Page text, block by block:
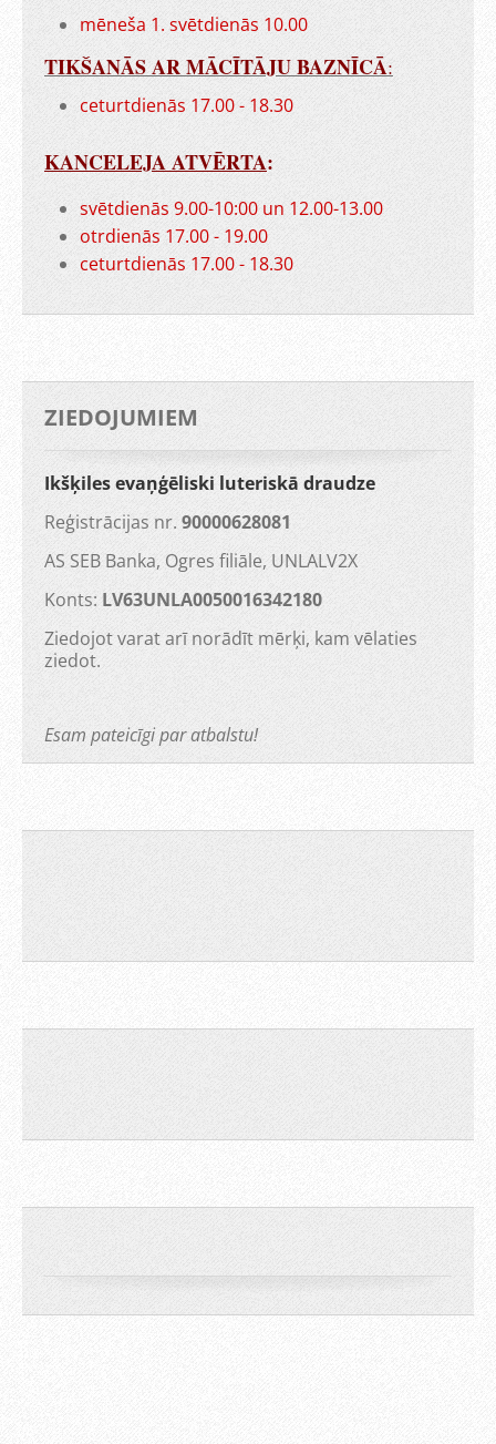
mēneša 1. svētdienās 10.00
TIKŠANĀS AR MĀCĪTĀJU BAZNĪCĀ:
ceturtdienās 17.00 - 18.30
KANCELEJA ATVĒRTA:
svētdienās 9.00-10:00 un 12.00-13.00
otrdienās 17.00 - 19.00
ceturtdienās 17.00 - 18.30
ZIEDOJUMIEM
Ikšķiles evaņģēliski luteriskā draudze
Reģistrācijas nr. 90000628081
AS SEB Banka, Ogres filiāle, UNLALV2X
Konts: LV63UNLA0050016342180
Ziedojot varat arī norādīt mērķi, kam vēlaties
ziedot.
Esam pateicīgi par atbalstu!